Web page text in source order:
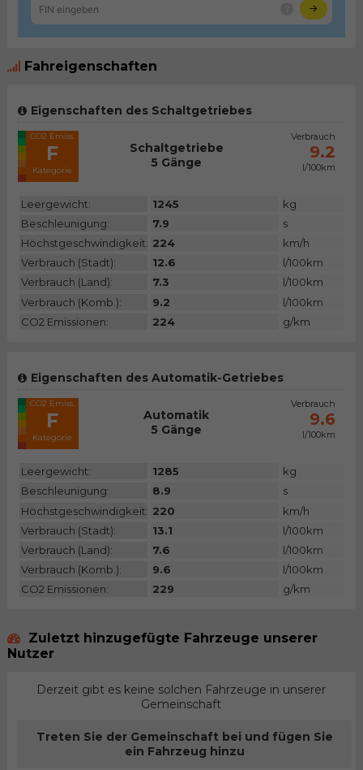
Fahreigenschaften
Eigenschaften des Schaltgetriebes
CO2 Emiss.
F
Kategorie
Schaltgetriebe
5 Gänge
Verbrauch
9.2
l/100km
Leergewicht: 1245
kg
Beschleunigung:
7.9
s
Höchstgeschwindigkeit: 224
km/h
Verbrauch (Stadt):
12.6
l/100km
Verbrauch (Land):
7.3
l/100km
Verbrauch (Komb.):
9.2
l/100km
CO2 Emissionen:
224 g/km
Eigenschaften des Automatik-Getriebes
CO2 Emiss.
F
Kategorie
Automatik
5 Gänge
Verbrauch
9.6
l/100km
Leergewicht: 1285
kg
Beschleunigung:
8.9
s
Höchstgeschwindigkeit: 220
km/h
Verbrauch (Stadt):
13.1
l/100km
Verbrauch (Land):
7.6
l/100km
Verbrauch (Komb.):
9.6
l/100km
CO2 Emissionen:
229 g/km
Zuletzt hinzugefügte Fahrzeuge unserer
Nutzer
Derzeit gibt es keine solchen Fahrzeuge in unserer
Gemeinschaft
Treten Sie der Gemeinschaft bei und fügen Sie
ein Fahrzeug hinzu